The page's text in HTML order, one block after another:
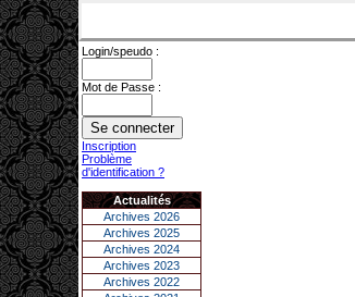
Login/speudo :
Mot de Passe :
Inscription
Problème
d'identification ?
Actualités
Archives 2026
Archives 2025
Archives 2024
Archives 2023
Archives 2022